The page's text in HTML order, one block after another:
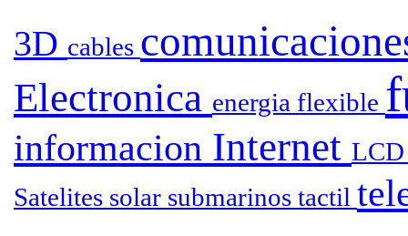
3D cables
Electronica energia flexible
informacion Internet
Satelites solar submarinos tactil